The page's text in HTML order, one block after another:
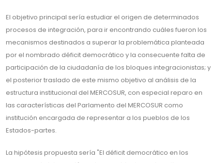
El objetivo principal sería estudiar el origen de determinados
procesos de integración, para ir encontrando cuáles fueron los
mecanismos destinados a superar la problemática planteada
por el nombrado déficit democrático y la consecuente falta de
participación de la ciudadanía de los bloques integracionistas; y
el posterior traslado de este mismo objetivo al análisis de la
estructura institucional del MERCOSUR, con especial reparo en
las características del Parlamento del MERCOSUR como
institución encargada de representar a los pueblos de los
Estados-partes.
La hipótesis propuesta sería "El déficit democrático en los